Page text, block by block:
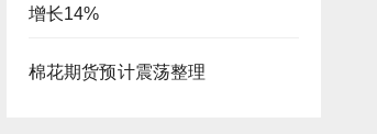
增长14%
棉花期货预计震荡整理